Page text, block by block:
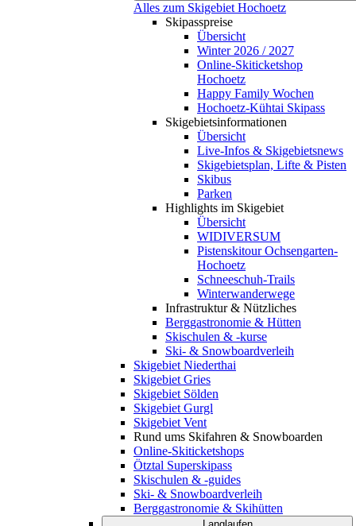
Alles zum Skigebiet Hochoetz
Skipasspreise
Übersicht
Winter 2026 / 2027
Online-Skiticketshop
Hochoetz
Happy Family Wochen
Hochoetz-Kühtai Skipass
Skigebietsinformationen
Übersicht
Live-Infos & Skigebietsnews
Skigebietsplan, Lifte & Pisten
Skibus
Parken
Highlights im Skigebiet
Übersicht
WIDIVERSUM
Pistenskitour Ochsengarten-
Hochoetz
Schneeschuh-Trails
Winterwanderwege
Infrastruktur & Nützliches
Berggastronomie & Hütten
Skischulen & -kurse
Ski- & Snowboardverleih
Skigebiet Niederthai
Skigebiet Gries
Skigebiet Sölden
Skigebiet Gurgl
Skigebiet Vent
Rund ums Skifahren & Snowboarden
Online-Skiticketshops
Ötztal Superskipass
Skischulen & -guides
Ski- & Snowboardverleih
Berggastronomie & Skihütten